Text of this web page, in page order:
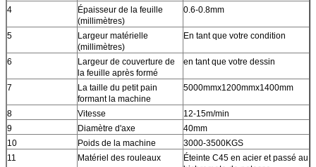
4
Épaisseur de la feuille
(millimètres)
0.6-0.8mm
5
Largeur matérielle
(millimètres)
En tant que votre condition
6
Largeur de couverture de
la feuille après formé
en tant que votre dessin
7
La taille du petit pain
formant la machine
5000mmx1200mmx1400mm
8 Vitesse
12-15m/min
9
Diamètre d'axe
40mm
10
Poids de la machine
3000-3500KGS
11
Matériel des rouleaux
Éteinte C45 en acier et passé au